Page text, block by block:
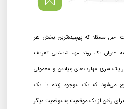
حل مسئله که پیچیده‌ترین بخش هر
عنوان یک روند مهم شناختی تعریف
یک سری مهارت‌های بنیادین و معمولی
می‌شود که یک موجود زنده یا یک
رفتن از یک موقعیت به موقعیت دیگر